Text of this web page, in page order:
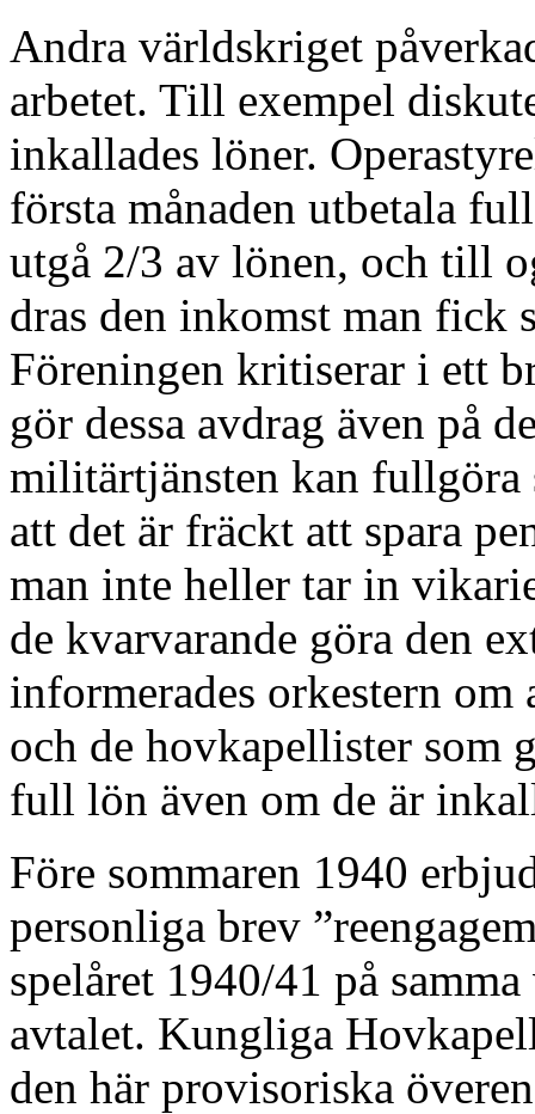
Andra världskriget
arbetet. Till exempel
inkallades löner.
första månaden utbetala
utgå 2/3 av lönen, och till
dras den inkomst man fick
Föreningen kritiserar i ett
gör dessa avdrag även på
militärtjänsten kan fullgöra
att det är fräckt att spara
man inte heller tar in
de kvarvarande göra den
informerades orkestern om
och de hovkapellister som
full lön även om de är
Före sommaren 1940
personliga brev
spelåret 1940/41 på
avtalet. Kungliga
den här provisoriska